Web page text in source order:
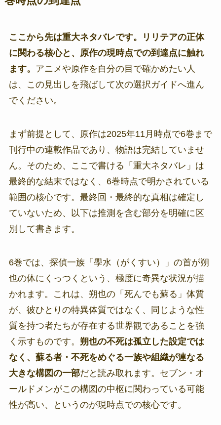
ここから先は重大ネタバレです。リリテアの正体
に関わる核心と、原作の現時点での到達点に触れ
ます。 アニメや原作を自分の目で確かめたい人
は、この見出しを飛ばして次の選択ガイドへ進ん
でください。
まず前提として、原作は2025年11月時点で6巻まで
刊行中の連載作品であり、物語は完結していませ
ん。そのため、ここで書ける「重大ネタバレ」は
最終的な結末ではなく、6巻時点で明かされている
範囲の核心です。最終回・最終的な真相は確定し
ていないため、以下は推測を含む部分を明確に区
別して書きます。
6巻では、探偵一族「學水（がくすい）」の首が朔
也の体にくっつくという、極度に奇異な状況が描
かれます。これは、朔也の「死んでも蘇る」体質
が、彼ひとりの特異体質ではなく、同じような性
質を持つ者たちが存在する世界観であることを強
く示すものです。 朔也の不死は孤立した設定では
なく、蘇る者・不死をめぐる一族や組織が連なる
大きな構図の一部だと読み取れます。セブン・オ
ールドメンがこの構図の中枢に関わっている可能
性が高い、というのが現時点での核心です。